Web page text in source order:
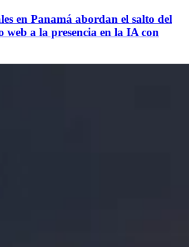
en Panamá abordan el salto del
web a la presencia en la IA con